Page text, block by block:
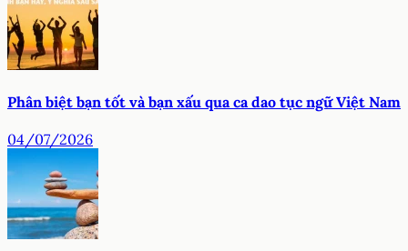
Phân biệt bạn tốt và bạn xấu qua ca dao tục ngữ Việt Nam
04/07/2026